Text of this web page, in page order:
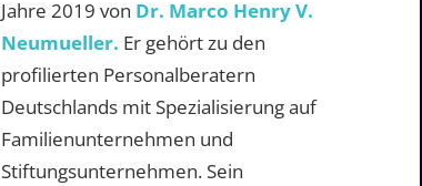
Jahre 2019 von Dr. Marco Henry V.
Neumueller. Er gehört zu den
profilierten Personalberatern
Deutschlands mit Spezialisierung auf
Familienunternehmen und
Stiftungsunternehmen. Sein